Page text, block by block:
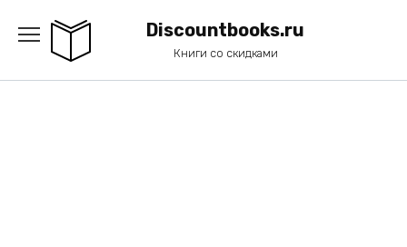
содержанию
Discountbooks.ru
Книги со скидками